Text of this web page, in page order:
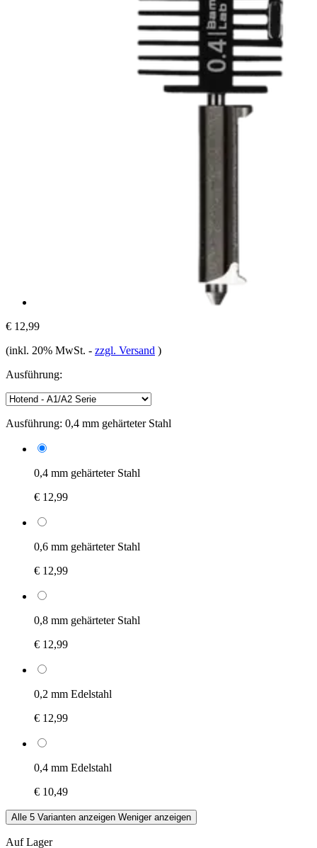
€ 12,99
(inkl. 20% MwSt. - zzgl. Versand )
Ausführung:
Ausführung: 0,4 mm gehärteter Stahl
0,4 mm gehärteter Stahl
€ 12,99
0,6 mm gehärteter Stahl
€ 12,99
0,8 mm gehärteter Stahl
€ 12,99
0,2 mm Edelstahl
€ 12,99
0,4 mm Edelstahl
€ 10,49
Alle 5 Varianten anzeigen Weniger anzeigen
Auf Lager